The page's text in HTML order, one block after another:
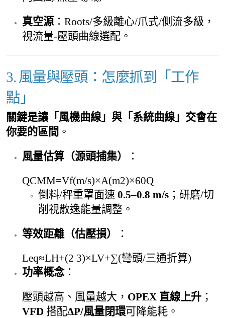
真空源 ：Roots/多級離心/爪式/側流多級，
視流量-壓頭曲線選配。
3. 風量與壓頭：怎麼抓到「工作
點」
關鍵是讓「風機曲線」與「系統曲線」交會在
你要的區間 。
風量估算（源頭捕集）
：
QCMM=Vf(m/s)×A(m2)×60Q
倒料/秤重罩面速 0.5–0.8 m/s ；研磨/切
削視散逸能量調整。
等效距離（估壓損）
：
Leq≈LH+(2 3)×LV+∑(彎頭/三通折算)
功率概念：
壓頭越高、風量越大， OPEX 直線上升 ；
VFD 搭配ΔP/風量閉環可降能耗。